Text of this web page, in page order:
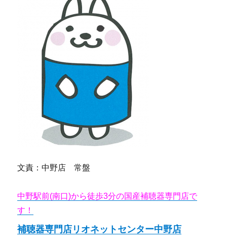
文責：中野店 常盤
中野駅前(南口)から徒歩3分の国産補聴器専門店で
す！
補聴器専門店リオネットセンター中野店